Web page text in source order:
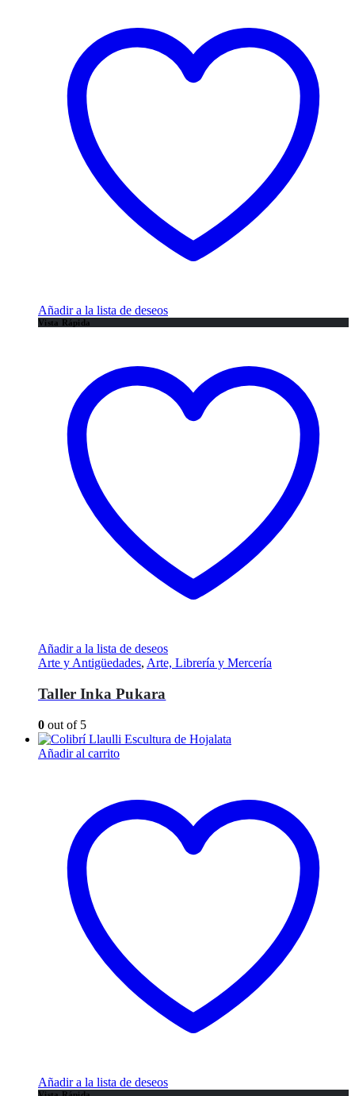
Añadir a la lista de deseos
Vista Rápida
Añadir a la lista de deseos
Arte y Antigüedades, Arte, Librería y Mercería
Taller Inka Pukara
0 out of 5
Añadir al carrito
Añadir a la lista de deseos
Vista Rápida